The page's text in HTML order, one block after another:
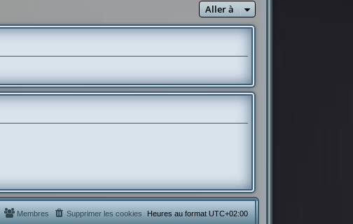
Aller à
Heures au format UTC+02:00
Supprimer les cookies
Membres